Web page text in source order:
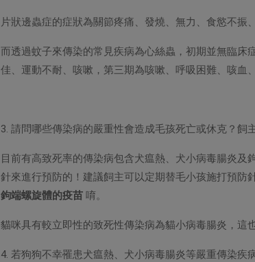
片狀邊蟲症的症狀為關節疼痛、發燒、無力、食慾不振
而透過蚊子來傳染的常見疾病為心絲蟲，初期並無臨床
佳、運動不耐、咳嗽，第三期為咳嗽、呼吸困難、咳血
3. 請問哪些傳染病的嚴重性會造成毛孩死亡或休克？飼
目前有高致死率的傳染病包含犬瘟熱、犬小病毒腸炎及
針來進行預防的！建議飼主可以定期替毛小孩施打預防
鉤端螺旋體的疫苗 唷。
貓咪具有較立即性的致死性傳染病為貓小病毒腸炎，這
4. 若狗狗不幸罹患犬瘟熱、犬小病毒腸炎等嚴重傳染疾